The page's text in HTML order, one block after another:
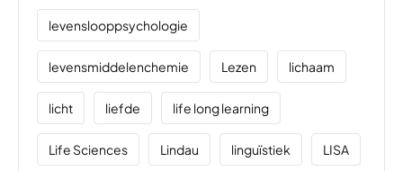
levenslooppsychologie
levensmiddelenchemie Lezen lichaam
licht liefde life long learning
Life Sciences Lindau linguïstiek LISA